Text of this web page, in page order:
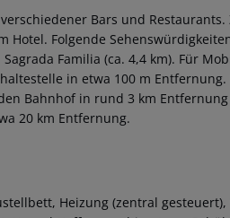
Bars und
Hotel. Folgende
Familia (ca. 4,4 km). Für
in etwa 100 m
Bahnhof in rund 3 km
20 km Entfernung.
Heizung (zentral gesteuert),